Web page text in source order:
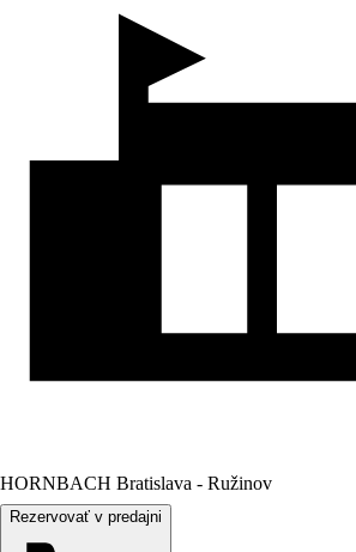
HORNBACH Bratislava - Ružinov
Rezervovať v predajni